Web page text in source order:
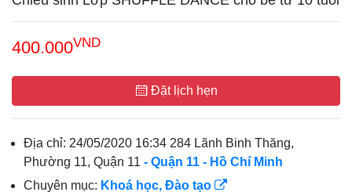
400.000VND
Đặt lịch hẹn
Địa chỉ: 24/05/2020 16:34 284 Lãnh Binh Thăng,
Phường 11, Quận 11 - Quận 11 - Hồ Chí Minh
Chuyên mục: Khoá học, Đào tạo